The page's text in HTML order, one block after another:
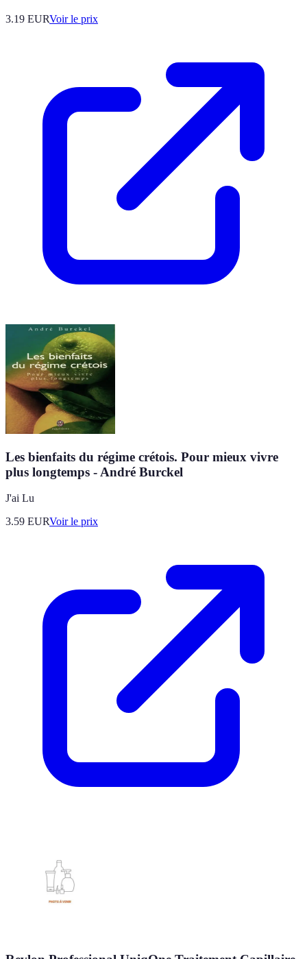
3.19 EURVoir le prix
Les bienfaits du régime crétois. Pour mieux vivre
plus longtemps - André Burckel
J'ai Lu
3.59 EURVoir le prix